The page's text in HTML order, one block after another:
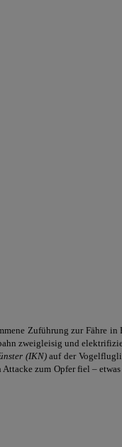
Zuführung zur Fähre in
zweigleisig und
(IKN)auf der
zum Opfer fiel –